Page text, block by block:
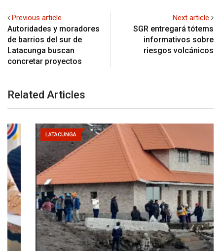
Previous article
Autoridades y moradores
de barrios del sur de
Latacunga buscan
concretar proyectos
Next article
SGR entregará tótems
informativos sobre
riesgos volcánicos
Related Articles
LATACUNGA